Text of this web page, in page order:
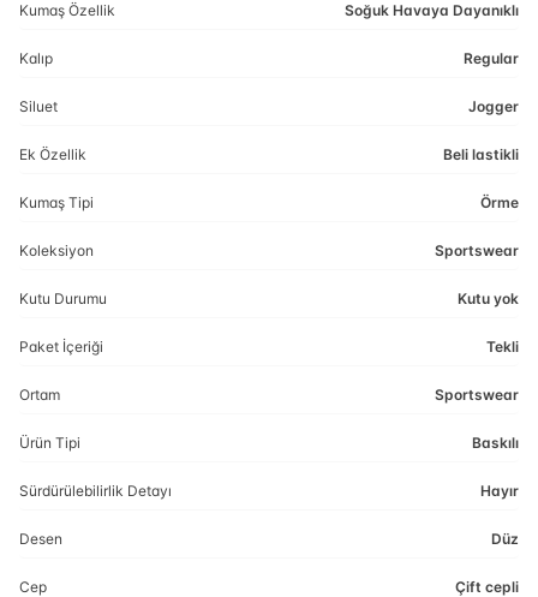
Kumaş Özellik Soğuk Havaya Dayanıklı
Kalıp Regular
Siluet Jogger
Ek Özellik Beli lastikli
Kumaş Tipi Örme
Koleksiyon Sportswear
Kutu Durumu Kutu yok
Paket İçeriği Tekli
Ortam Sportswear
Ürün Tipi Baskılı
Sürdürülebilirlik Detayı Hayır
Desen Düz
Cep Çift cepli